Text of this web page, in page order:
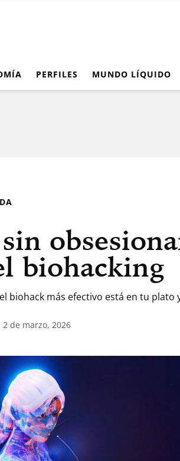
PERFILES MUNDO LÍQUIDO
biohacking
biohack más efectivo está en tu plato
de marzo, 2026